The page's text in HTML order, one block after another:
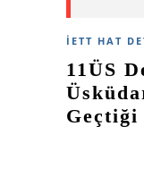
İETT HAT
11ÜS
Geçtiği